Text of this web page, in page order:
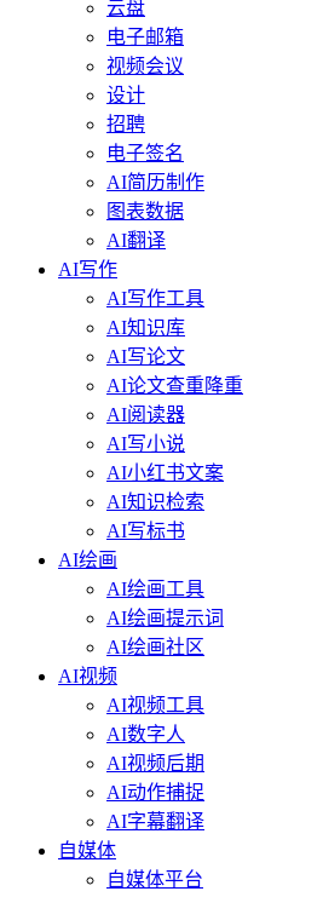
云盘
电子邮箱
视频会议
设计
招聘
电子签名
AI简历制作
图表数据
AI翻译
AI写作
AI写作工具
AI知识库
AI写论文
AI论文查重降重
AI阅读器
AI写小说
AI小红书文案
AI知识检索
AI写标书
AI绘画
AI绘画工具
AI绘画提示词
AI绘画社区
AI视频
AI视频工具
AI数字人
AI视频后期
AI动作捕捉
AI字幕翻译
自媒体
自媒体平台